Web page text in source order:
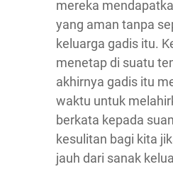
mereka
yang aman tanpa
keluarga gadis itu.
menetap di suatu
akhirnya gadis itu
waktu untuk
berkata kepada
kesulitan bagi kita
jauh dari sanak